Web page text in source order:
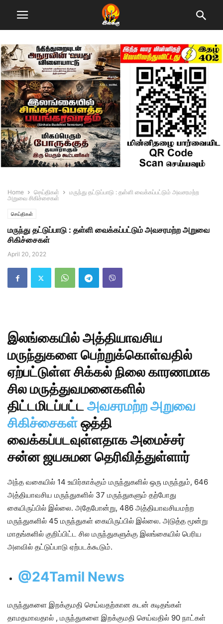
Home செய்திகள்
மருந்து தட்டுப்பாடு : தள்ளி வைக்கப்பட்டும் அவசரமற்ற
அறுவை சிகிச்சைகள்
செய்திகள்
மருந்து தட்டுப்பாடு : தள்ளி வைக்கப்பட்டும் அவசரமற்ற அறுவை
சிகிச்சைகள்
April 20, 2022
இலங்கையில் அத்தியாவசிய
மருந்துகளை பெற்றுக்கொள்வதில்‌
ஏற்பட்டுள்ள சிக்கல்‌ நிலை காரணமாக
சில மருத்துவமனைகளில்
திட்டமிடப்‌பட்டஅவசரமற்ற அறுவை
சிகிச்சைகள்‌ஒத்தி
வைக்கப்படவுள்ளதாக அமைச்சர்
சன்ன ஜயசுமன தெரிவித்துள்ளார்
அந்த வகையில்‌ 14 உயிர்காக்கும்‌ மருந்துகளில்‌ ஒரு மருந்தும்‌, 646
அத்தியாவசிய மருந்துகளில்‌ 37 மருந்துகளும்‌ தற்போது
கையிருப்பில்‌ இல்லை. அதேபோன்று, 486 அத்தியாவசியமற்ற
மருந்துகளில்‌ 45 மருந்துகள்‌ கையிருப்பில்‌ இல்லை. அடுத்த மூன்று
மாதங்களில்‌ குறிப்பிட்ட சில மருந்துகளுக்கு இலங்கையில் பெரிய
அளவில் தட்டுப்பாடு ஏற்படக்கூடும்‌.
@24Tamil News
மருந்துகளை இறக்குமதி செய்வதற்கான கடன்‌ கடிதங்கள்
தாமதமாவதால் , மருந்துகளை இறக்குமதி செய்வதில்‌ 90 நாட்கள்‌